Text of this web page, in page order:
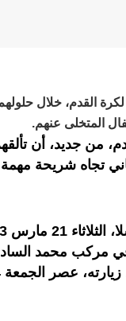
من جديد، أن
تجاه شريحة مهمة
في مركب محمد